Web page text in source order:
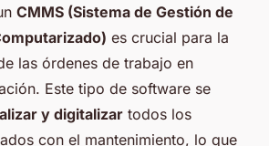
CMMS (Sistema de Gestión de
es crucial para la
las órdenes de trabajo en
Este tipo de software se
y digitalizar todos los
con el mantenimiento, lo que